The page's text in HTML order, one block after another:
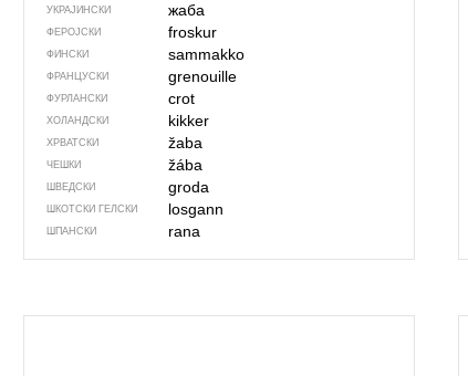
УКРАЈИНСКИ жаба
ФЕРОЈСКИ froskur
ФИНСКИ sammakko
ФРАНЦУСКИ grenouille
ФУРЛАНСКИ crot
ХОЛАНДСКИ kikker
ХРВАТСКИ žaba
ЧЕШКИ žába
ШВЕДСКИ groda
ШКОТСКИ ГЕЛСКИ losgann
ШПАНСКИ rana